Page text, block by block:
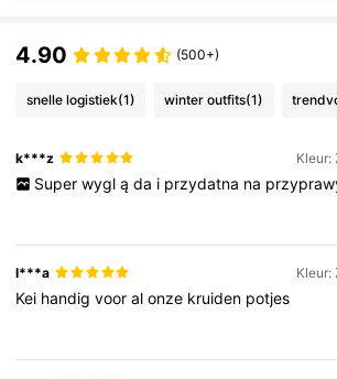
4.90 (500+)
snelle logistiek(1) winter outfits(1)
k***z Kleur:
Super wygl ą da i przydatna na
l***a Kleur:
Kei handigvooralonze kruiden potjes